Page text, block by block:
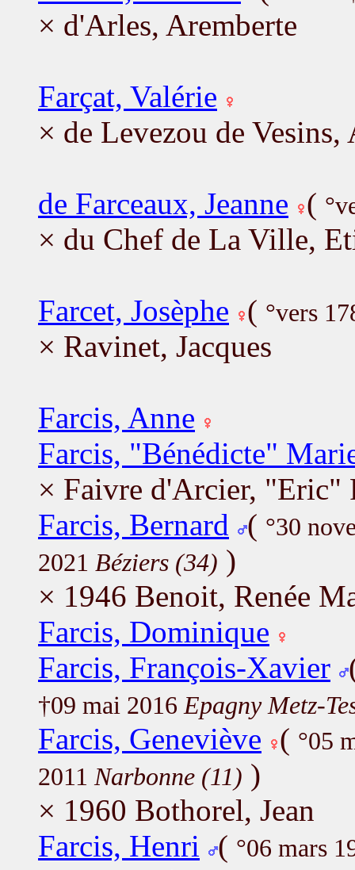
× d'Arles, Aremberte
Farçat, Valérie
× de Levezou de Vesins,
de Farceaux, Jeanne (
× du Chef de La Ville,
Farcet, Josèphe ( °vers
× Ravinet, Jacques
Farcis, Anne
Farcis, "Bénédicte"
× Faivre d'Arcier, "Eric"
Farcis, Bernard
( °30
2021 Béziers (34) )
× 1946 Benoit, Renée
Farcis, Dominique
Farcis, François-Xavier
†09 mai 2016 Epagny Metz-
Farcis, Geneviève ( °05
2011 Narbonne (11) )
× 1960 Bothorel, Jean
Farcis, Henri
( °06 mars